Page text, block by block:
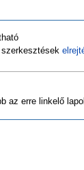
az erre linkelő